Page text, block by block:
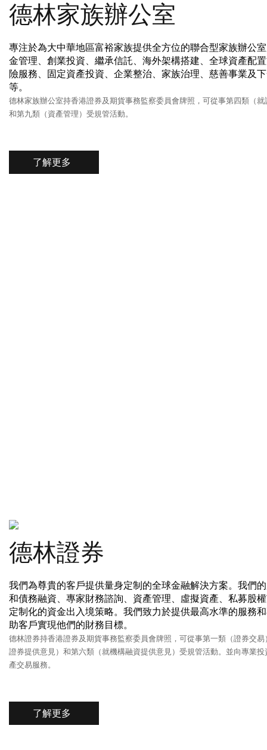
德林家族辦公室
專注於為大中華地區富裕家族提供全方位的聯合型家族辦公
金管理、創業投資、繼承信託、海外架構搭建、全球資產配
險服務、固定資產投資、企業整治、家族治理、慈善事業及
等。
德林家族辦公室持香港證券及期貨事務監察委員會牌照，可從事第四類（
和第九類（資產管理）受規管活動。
了解更多
德林證券
我們為尊貴的客戶提供量身定制的全球金融解決方案。我們
和債務融資、專家財務諮詢、資產管理、虛擬資產、私募股
定制化的資金出入境策略。我們致力於提供最高水準的服務
助客戶實現他們的財務目標。
德林證券持香港證券及期貨事務監察委員會牌照，可從事第一類（證券交
證券提供意見）和第六類（就機構融資提供意見）受規管活動。並向專業
產交易服務。
了解更多